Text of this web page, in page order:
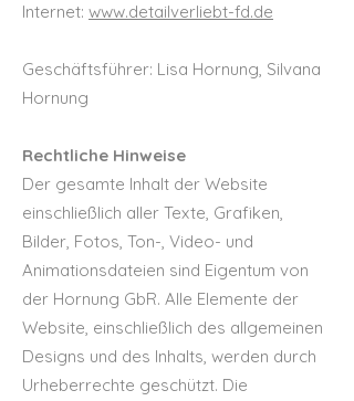
Internet: www.detailverliebt-fd.de
Geschäftsführer: Lisa Hornung, Silvana
Hornung
Rechtliche Hinweise
Der gesamte Inhalt der Website
einschließlich aller Texte, Grafiken,
Bilder, Fotos, Ton-, Video- und
Animationsdateien sind Eigentum von
der Hornung GbR. Alle Elemente der
Website, einschließlich des allgemeinen
Designs und des Inhalts, werden durch
Urheberrechte geschützt. Die